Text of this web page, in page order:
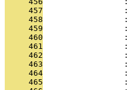
     457
     458
     459
                 :
     460
                 :
     461
                 :
     462
                 :
     463
     464
     465
                 :